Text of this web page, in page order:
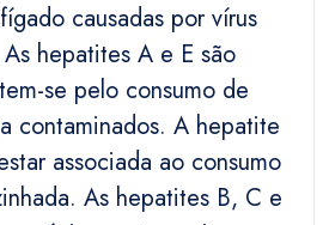
causadas por vírus
hepatites A e E são
se pelo consumo de
contaminados. A hepatite
associada ao consumo
As hepatites B, C e